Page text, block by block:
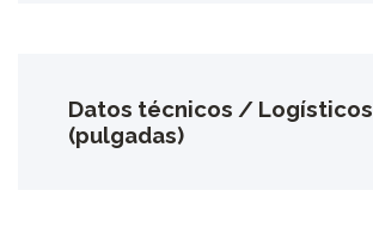
Datos técnicos / Logísticos
(pulgadas)